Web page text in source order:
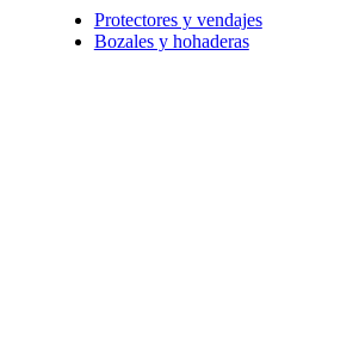
Protectores y vendajes
Bozales y hohaderas